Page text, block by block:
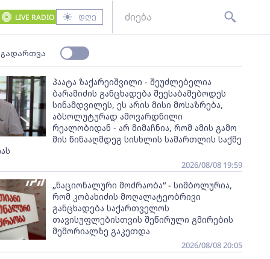
LIVE RADIO დღე
პაატა ზაქარეიშვილი - შეუძლებელია
ბარამიძის განცხადება შეესაბამებოდეს
სინამდვილეს, ეს არის მისი მოსაზრება,
აბსოლუტურად ამოვარდნილი
რეალობიდან - არ მიმაჩნია, რომ ამის გამო
მის წინააღმდეგ სისხლის სამართლის საქმე
2026/08/08 19:59
„ნაციონალური მოძრაობა“ - სიმბოლურია,
რომ კობახიძის მოღალატეობრივი
განცხადება საქართველოს
თავისუფლებისთვის შეწირული გმირების
მემორიალზე გაკეთდა
2026/08/08 20:05